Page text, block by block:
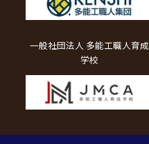
一般社団法人 多能工職人育成
学校